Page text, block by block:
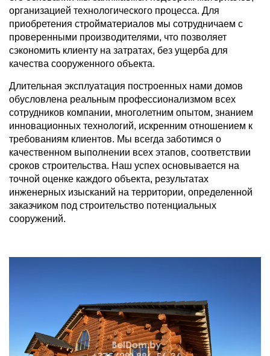
организацией технологического процесса. Для
приобретения стройматериалов мы сотрудничаем с
проверенными производителями, что позволяет
сэкономить клиенту на затратах, без ущерба для
качества сооруженного объекта.
Длительная эксплуатация построенных нами домов
обусловлена реальным профессионализмом всех
сотрудников компании, многолетним опытом, знанием
инновационных технологий, искренним отношением к
требованиям клиентов. Мы всегда заботимся о
качественном выполнении всех этапов, соответствии
сроков строительства. Наш успех основывается на
точной оценке каждого объекта, результатах
инженерных изысканий на территории, определенной
заказчиком под строительство потенциальных
сооружений.